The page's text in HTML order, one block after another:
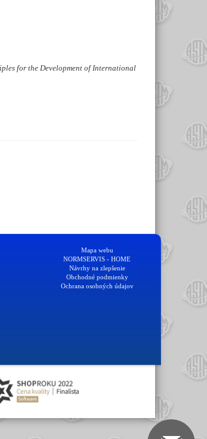
for the Development of International
Mapa webu
NORMSERVIS - HOME
Návrhy na zlepšenie
Obchodné podmienky
Ochrana osobných údajov